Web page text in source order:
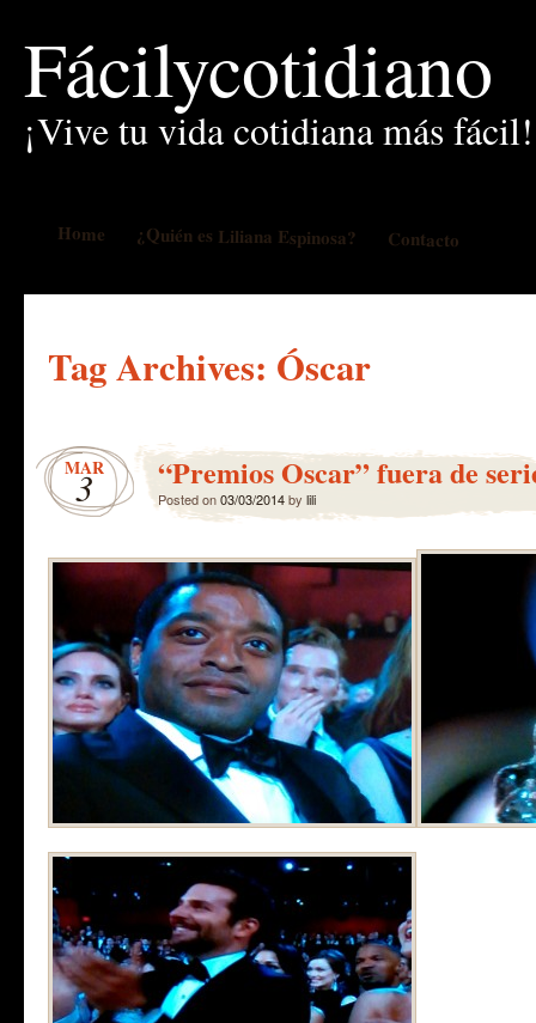
Fácilycotidiano
¡Vive tu vida cotidiana más fácil!
Home ¿Quién es Liliana Espinosa? Contacto
Tag Archives: Óscar
MAR
3 “Premios Oscar” fuera de
Posted on03/03/2014by lili